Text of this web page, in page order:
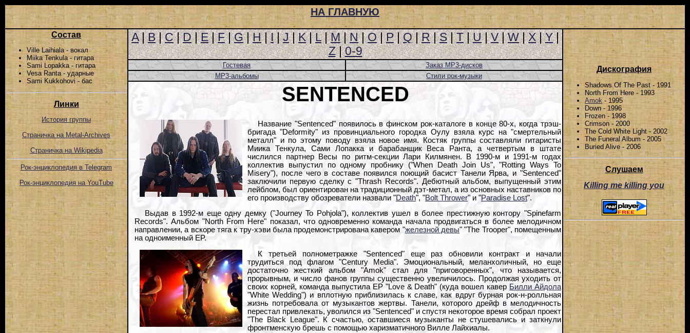
НА ГЛАВНУЮ
Состав
Ville Laihiala - вокал
Miika Tenkula - гитара
Sami Lopakka - гитара
Vesa Ranta - ударные
Sami Kukkohovi - бас
Линки
История группы
Страничка на Metal-Archives
Страничка на Wikipedia
Рок-энциклопедия в Telegram
Рок-энциклопедия на YouTube
A|B|C|D|E|F|G|H|I|J|K|L|M|N|O|P|Q|R|S|T|U|V|W|X|Y|
Z|0-9
Дискография
Shadows Of The Past - 1991
North From Here - 1993
Amok - 1995
Down - 1996
Frozen - 1998
Crimson - 2000
The Cold White Light - 2002
The Funeral Album - 2005
Buried Alive - 2006
Слушаем
Killing me killing you
Гостевая
Заказ MP3-дисков
MP3-альбомы
Стили рок-музыки
SENTENCED
Название "Sentenced" появилось в финском рок-каталоге в конце 80-х, когда трэш-
бригада "Deformity" из провинциального городка Оулу взяла курс на "смертельный
металл" и по этому поводу взяла новое имя. Костяк группы составляли гитаристы
Миика Тенкула, Сами Лопакка и барабанщик Веса Ранта, а четвертым в штате
числился партнер Весы по ритм-секции Лари Килмянен. В 1990-м и 1991-м годах
коллектив выпустил по одному пробнику ("When Death Join Us", "Rotting Ways To
Misery"), после чего в составе появился поющий басист Танели Ярва, и "Sentenced"
заключили первую сделку с "Thrash Records". Дебютный альбом, выпущенный этим
лейблом, был ориентирован на традиционный дэт-метал, а из основных наставников по
его производству обозреватели назвали "Death", "Bolt Thrower" и "Paradise Lost".
Выдав в 1992-м еще одну демку ("Journey To Pohjola"), коллектив ушел в более престижную контору "Spinefarm
Records". Альбом "North From Here" показал, что одновременно команда начала продвигаться в более мелодичном
направлении, а вскоре тяга к тру-хэви была продемонстрирована кавером "железной девы" "The Trooper", помещенным
на одноименный EP.
К третьей полнометражке "Sentenced" еще раз обновили контракт и начали
трудиться под флагом "Century Media". Эмоциональный, меланхоличный, но еще
достаточно жесткий альбом "Amok" стал для "приговоренных", что называется,
прорывным, и число фанов группы существенно увеличилось. Продолжая уходить от
своих корней, команда выпустила EP "Love & Death" (куда вошел кавер Билли Айдола
"White Wedding") и вплотную приблизилась к славе, как вдруг бурная рок-н-ролльная
жизнь потребовала от музыкантов жертвы. Танели, которого дрейф в мелодичность
перестал привлекать, уволился из "Sentenced" и спустя некоторое время собрал проект
"The Black League". К счастью, оставшиеся музыканты не стушевались и заткнули
фронтменскую брешь с помощью харизматичного Вилле Лайхиалы.